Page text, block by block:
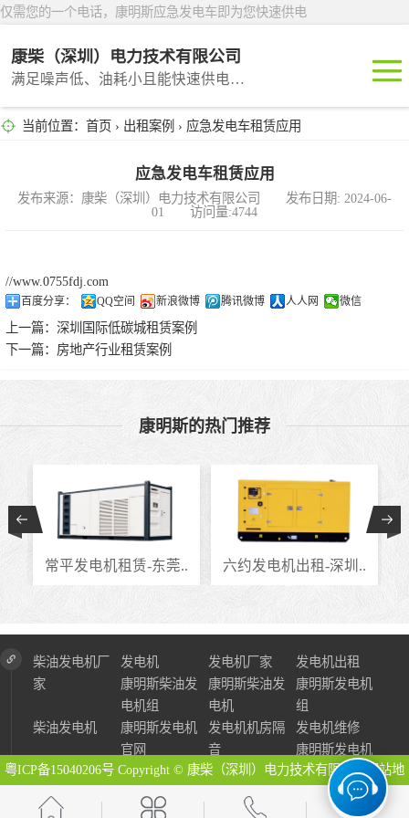
仅需您的一个电话，康明斯应急发电车即为您快速供电
康柴（深圳）电力技术有限公司
满足噪声低、油耗小且能快速供电的租赁产品
当前位置： 首页 › 出租案例 › 应急发电车租赁应用
应急发电车租赁应用
发布来源：康柴（深圳）电力技术有限公司 发布日期: 2024-06-
01 访问量:4744
//www.0755fdj.com
百度分享： QQ空间 新浪微博 腾讯微博 人人网 微信
上一篇： 深圳国际低碳城租赁案例
下一篇： 房地产行业租赁案例
康明斯的热门推荐
常平发电机租赁-东莞.. 六约发电机出租-深圳..
柴油发电机厂
家
发电机 发电机厂家
发电机出租
康明斯柴油发
电机组
康明斯柴油发
电机
康明斯发电机
组
柴油发电机
康明斯发电机
官网
发电机机房隔
音
发电机维修
康明斯发电机
粤ICP备15040206号 Copyright © 康柴（深圳）电力技术有限公司 网站地
图
深圳租赁
汕头租赁